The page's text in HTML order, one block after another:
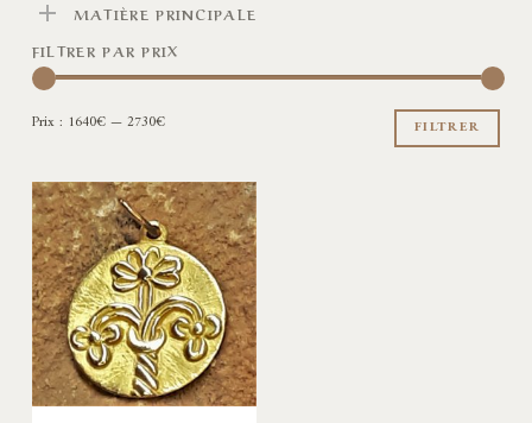
MATIÈRE PRINCIPALE
FILTRER PAR PRIX
FILTRER
Prix : 1640€—2730€